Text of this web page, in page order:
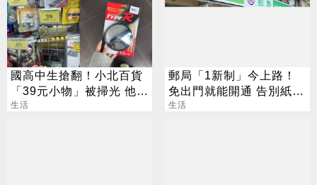
國高中生搶翻！小北百貨
「39元小物」被掃光 他跑
3家買不到
生活
郵局「1新制」今上路！
免出門就能開通 告別紙本
不用跑臨櫃
生活